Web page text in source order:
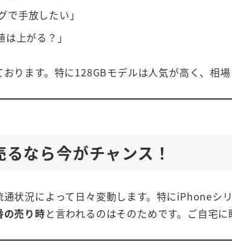
で手放したい」
上がる？」
ります。特に128GBモデルは人気が高く、相
なら今がチャンス！
状況によって日々変動します。特にiPhoneシ
の売り時と言われるのはそのためです。ご自宅